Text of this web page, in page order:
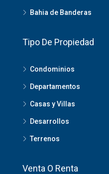
Bahia de Banderas
Tipo De Propiedad
Condominios
Departamentos
Casas y Villas
Desarrollos
Terrenos
Venta O Renta